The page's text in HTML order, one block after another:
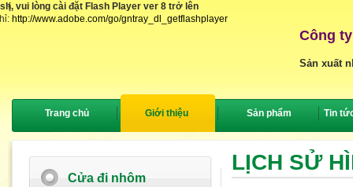
vui lòng cài đặt Flash Player ver 8 trở lên
http://www.adobe.com/go/gntray_dl_getflashplayer
{
Công
Sản xuất
Trang chủ Giới thiệu Sản phẩm Tin
Cửa đi nhôm
LỊCH SỬ